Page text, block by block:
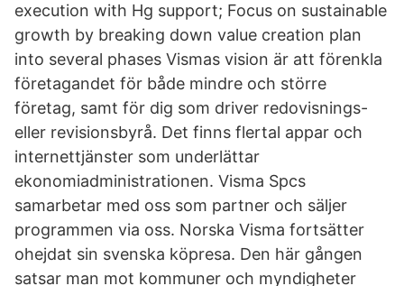
execution with Hg support; Focus on sustainable
growth by breaking down value creation plan
into several phases Vismas vision är att förenkla
företagandet för både mindre och större
företag, samt för dig som driver redovisnings-
eller revisionsbyrå. Det finns flertal appar och
internettjänster som underlättar
ekonomiadministrationen. Visma Spcs
samarbetar med oss som partner och säljer
programmen via oss. Norska Visma fortsätter
ohejdat sin svenska köpresa. Den här gången
satsar man mot kommuner och myndigheter